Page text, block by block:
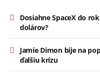
Dosiahne SpaceX do
dolárov?
Jamie Dimon bije na
ďalšiu krízu